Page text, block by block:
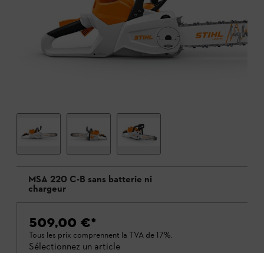
MSA 220 C-B sans batterie ni
chargeur
509,00 €*
Tous les prix comprennent la TVA de 17%.
Sélectionnez un article